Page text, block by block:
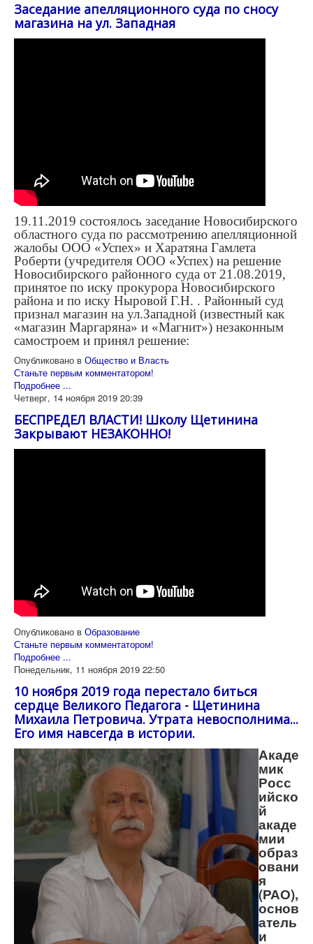
Заседание апелляционного суда по сносу
магазина на ул. Западная
19.11.2019 состоялось заседание Новосибирского
областного суда по рассмотрению апелляционной
жалобы ООО «Успех» и Харатяна Гамлета
Роберти (учредителя ООО «Успех) на решение
Новосибирского районного суда от 21.08.2019,
принятое по иску прокурора Новосибирского
района и по иску Ныровой Г.Н. . Районный суд
признал магазин на ул.Западной (известный как
«магазин Маргаряна» и «Магнит») незаконным
самостроем и принял решение:
Опубликовано в Общество и Власть
Станьте первым комментатором!
Подробнее ...
Четверг, 14 ноября 2019 20:39
БЕСПРЕДЕЛ ВЛАСТИ! Школу Щетинина
Закрывают НЕЗАКОННО!
Опубликовано в Образование
Станьте первым комментатором!
Подробнее ...
Понедельник, 11 ноября 2019 22:50
10 ноября 2019 года перестало биться
сердце Великого Педагога - Щетинина
Михаила Петровича. Утрата невосполнима...
Его имя навсегда в истории.
Акаде
мик
Росс
ийско
й
акаде
мии
образ
овани
я
(РАО),
основ
атель
и